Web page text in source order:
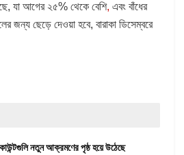
যা আগের ২৫% থেকে বেশি, এবং বাঁধের
জন্য ছেড়ে দেওয়া হবে, বারাকা ডিসেম্বরে
নতুন আক্রমণের পৃষ্ঠ হয়ে উঠেছে